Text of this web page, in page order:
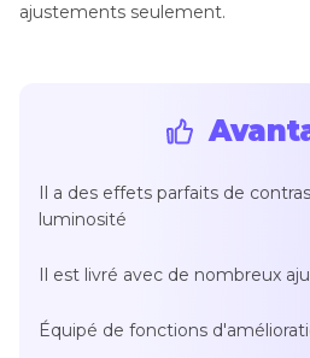
ajustements seulement.
Il a des effets parfaits de
luminosité
Il est livré avec de nombreux
Équipé de fonctions